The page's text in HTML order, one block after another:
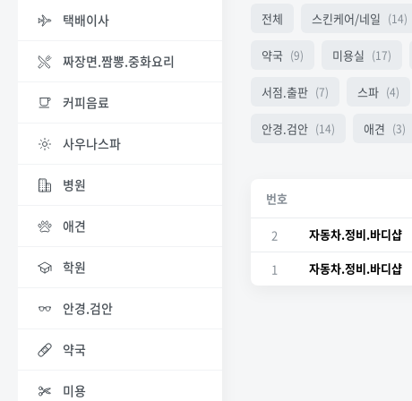
택배이사
짜장면.짬뽕.중화요리
커피음료
사우나스파
병원
애견
학원
안경.검안
약국
미용
전체 스킨케어/네일 (14)
약국 (9) 미용실 (17)
서점.출판 (7) 스파 (4)
안경.검안 (14) 애견 (3)
번호
2 자동차.정비.바디샵
1
자동차.정비.바디샵